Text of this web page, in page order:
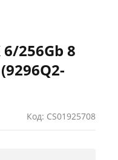
256Gb 8
Код: CS01925708